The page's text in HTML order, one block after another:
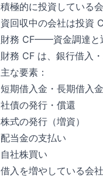
積極的に投資している
資回収中の会社は投資
財務 CF——資金調達と
財務 CF は、銀行借入
主な要素：
短期借入金・長期借入
社債の発行・償還
株式の発行（増資）
配当金の支払い
自社株買い
借入を増やしている会